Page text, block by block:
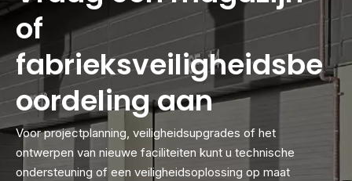
of
fabrieksveiligheidsbe
oordeling aan
Voor projectplanning, veiligheidsupgrades of het
ontwerpen van nieuwe faciliteiten kunt u technische
ondersteuning of een veiligheidsoplossing op maat